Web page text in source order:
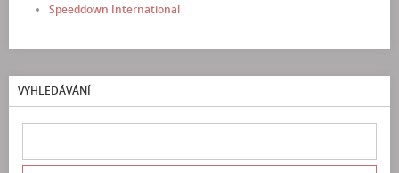
Speeddown International
VYHLEDÁVÁNÍ